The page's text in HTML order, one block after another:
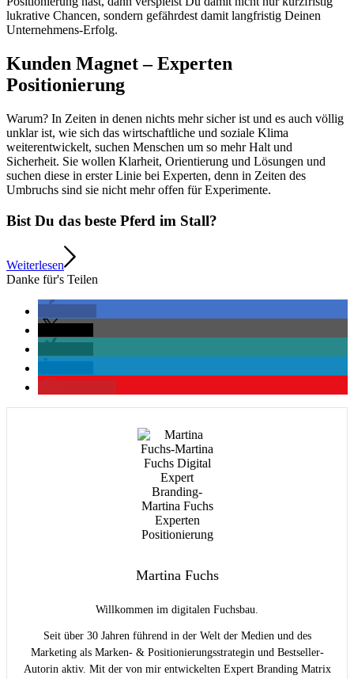
lukrative Chancen, sondern gefährdest damit langfristig Deinen
Unternehmens-Erfolg.
Kunden Magnet – Experten
Positionierung
Warum? In Zeiten in denen nichts mehr sicher ist und es auch völlig
unklar ist, wie sich das wirtschaftliche und soziale Klima
weiterentwickelt, suchen Menschen um so mehr Halt und
Sicherheit. Sie wollen Klarheit, Orientierung und Lösungen und
suchen diese in erster Linie bei Experten, denn in Zeiten des
Umbruchs sind sie nicht mehr offen für Experimente.
Bist Du das beste Pferd im Stall?
Weiterlesen
Danke für's Teilen
Martina Fuchs
Willkommen im digitalen Fuchsbau.
Seit über 30 Jahren führend in der Welt der Medien und des
Marketing als Marken- & Positionierungsstrategin und Bestseller-
Autorin aktiv. Mit der von mir entwickelten Expert Branding Matrix